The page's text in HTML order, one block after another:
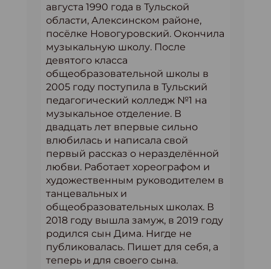
августа 1990 года в Тульской
области, Алексинском районе,
посёлке Новогуровский. Окончила
музыкальную школу. После
девятого класса
общеобразовательной школы в
2005 году поступила в Тульский
педагогический колледж №1 на
музыкальное отделение. В
двадцать лет впервые сильно
влюбилась и написала свой
первый рассказ о неразделённой
любви. Работает хореографом и
художественным руководителем в
танцевальных и
общеобразовательных школах. В
2018 году вышла замуж, в 2019 году
родился сын Дима. Нигде не
публиковалась. Пишет для себя, а
теперь и для своего сына.